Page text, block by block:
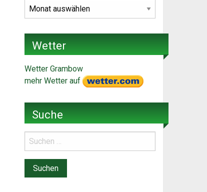
Archiv
Wetter
Wetter Grambow
mehr Wetter auf
Suche